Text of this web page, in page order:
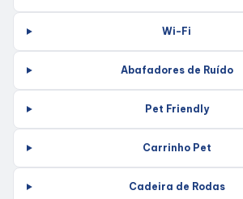
Horários
Entretenimento
Cinema
Wi-Fi
Abafadores de Ruído
Pet Friendly
Carrinho Pet
Cadeira de Rodas